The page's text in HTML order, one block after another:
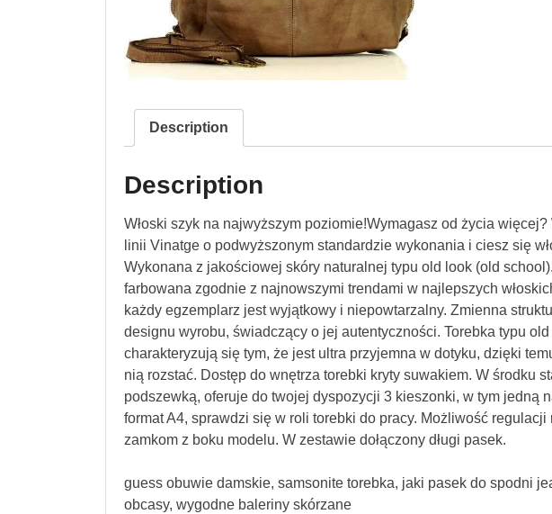
Description
Description
Włoski szyk na najwyższym poziomie!Wymagasz od życia
linii Vinatge o podwyższonym standardzie wykonania i ciesz się
Wykonana z jakościowej skóry naturalnej typu old look (old
farbowana zgodnie z najnowszymi trendami w najlepszych
każdy egzemplarz jest wyjątkowy i niepowtarzalny. Zmienna
designu wyrobu, świadczący o jej autentyczności. Torebka typu
charakteryzują się tym, że jest ultra przyjemna w dotyku, dzięki
nią rozstać. Dostęp do wnętrza torebki kryty suwakiem. W środku
podszewką, oferuje do twojej dyspozycji 3 kieszonki, w tym jedną
format A4, sprawdzi się w roli torebki do pracy. Możliwość regulacji
zamkom z boku modelu. W zestawie dołączony długi pasek.
guess obuwie damskie, samsonite torebka, jaki pasek do spodni
obcasy, wygodne baleriny skórzane